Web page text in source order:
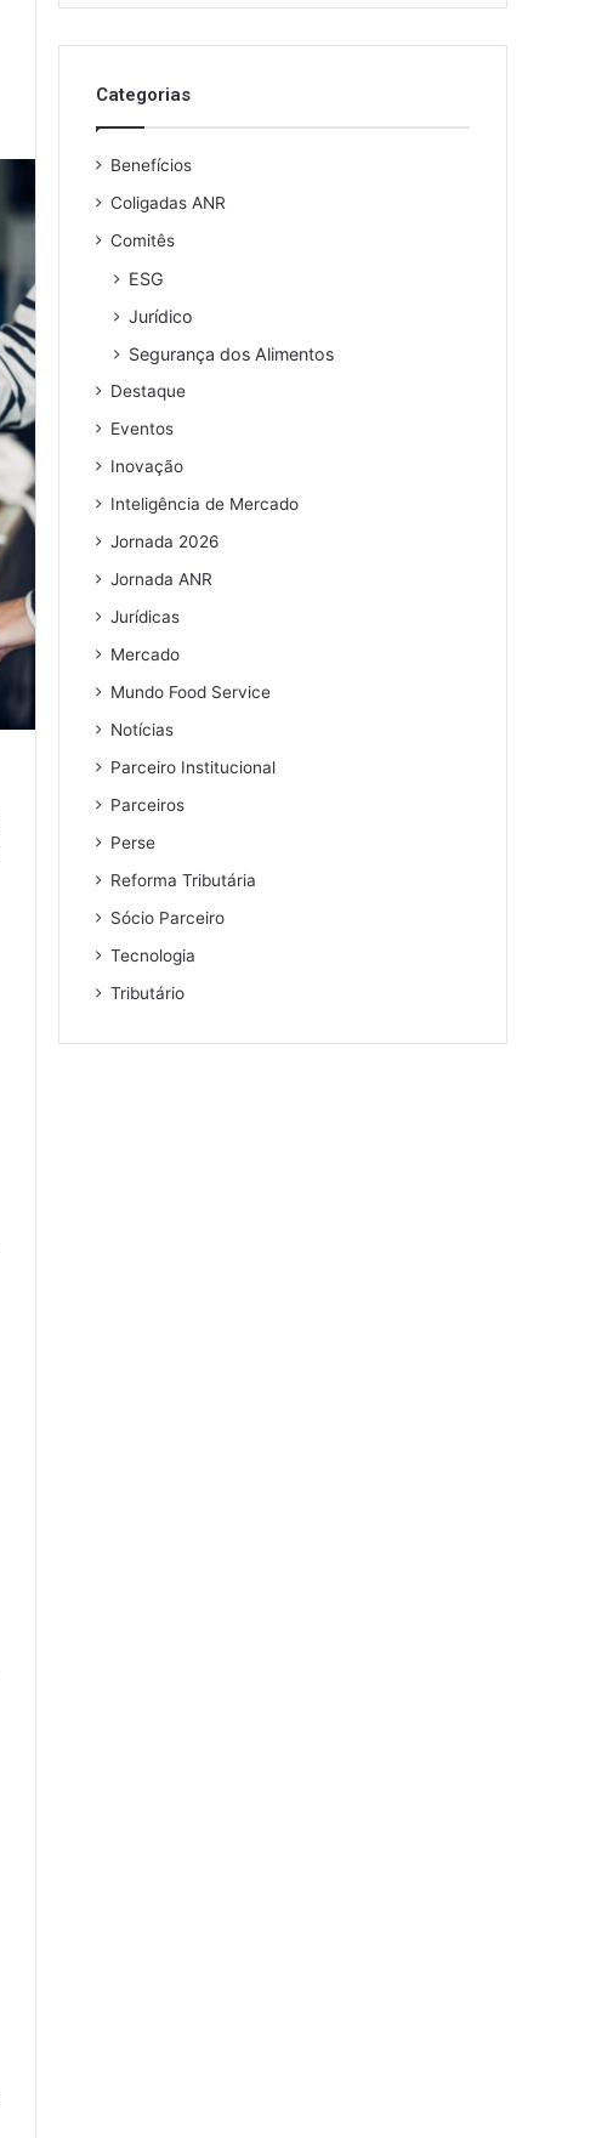
s
u
e
e
a
i
Categorias
Benefícios
Coligadas ANR
Comitês
ESG
Jurídico
Segurança dos Alimentos
Destaque
Eventos
Inovação
Inteligência de Mercado
Jornada 2026
Jornada ANR
Jurídicas
Mercado
Mundo Food Service
Notícias
Parceiro Institucional
Parceiros
Perse
Reforma Tributária
Sócio Parceiro
Tecnologia
Tributário